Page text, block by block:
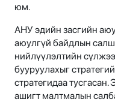
юм.
АНУ эдийн засгийн
аюулгүй байдлын
нийлүүлэлтийн
бууруулахыг
стратегидаа
ашигт малтмалын